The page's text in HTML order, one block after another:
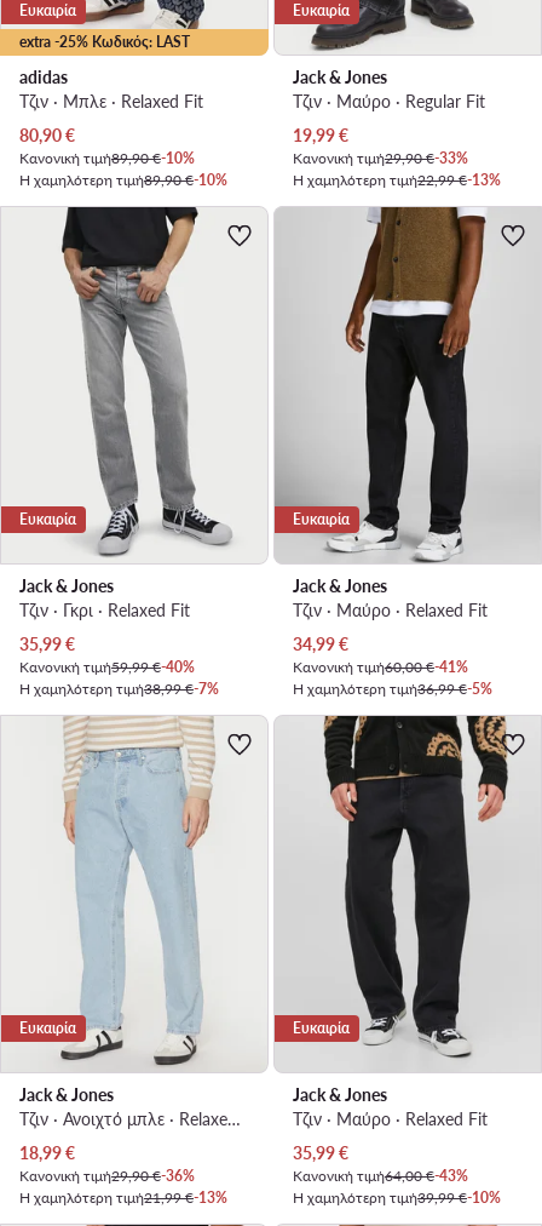
extra -25% Κωδικός: LAST
Ευκαιρία
adidas
Τζιν · Μπλε · Relaxed Fit
Τρέχουσα τιμή
80,90€
Κανονική τιμή89,90 €-10%
Η χαμηλότερη τιμή89,90 €-10%
Ευκαιρία
Jack & Jones
Τζιν · Μαύρο · Regular Fit
Τρέχουσα τιμή
19,99€
Κανονική τιμή29,90 €-33%
Η χαμηλότερη τιμή22,99 €-13%
Ευκαιρία
Jack & Jones
Τζιν · Γκρι · Relaxed Fit
Τρέχουσα τιμή
35,99€
Κανονική τιμή59,99 €-40%
Η χαμηλότερη τιμή38,99 €-7%
Ευκαιρία
Jack & Jones
Τζιν · Μαύρο · Relaxed Fit
Τρέχουσα τιμή
34,99€
Κανονική τιμή60,00 €-41%
Η χαμηλότερη τιμή36,99 €-5%
Ευκαιρία
Jack & Jones
Τζιν · Ανοιχτό μπλε · Relaxed Fit
Τρέχουσα τιμή
18,99€
Κανονική τιμή29,90 €-36%
Η χαμηλότερη τιμή21,99 €-13%
Ευκαιρία
Jack & Jones
Τζιν · Μαύρο · Relaxed Fit
Τρέχουσα τιμή
35,99€
Κανονική τιμή64,00 €-43%
Η χαμηλότερη τιμή39,99 €-10%